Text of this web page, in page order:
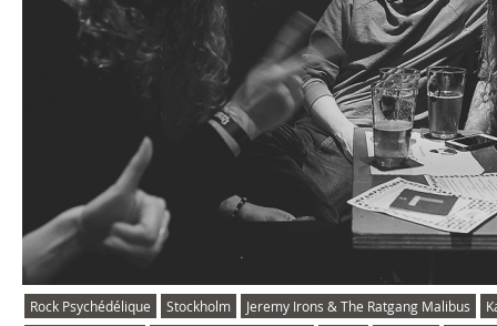
Rock Psychédélique Stockholm Jeremy Irons & The Ratgang Malibus